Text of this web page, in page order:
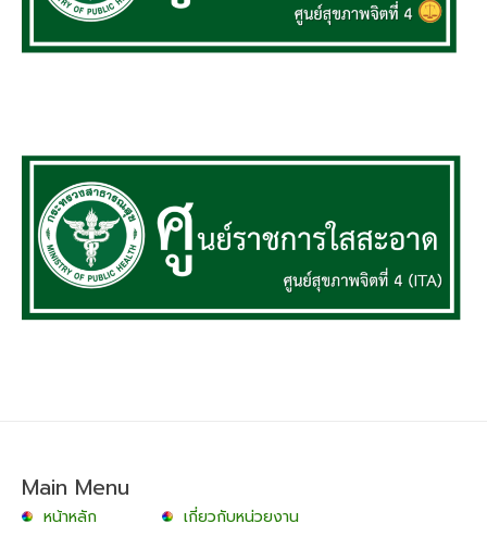
Main Menu
หน้าหลัก เกี่ยวกับหน่วยงาน